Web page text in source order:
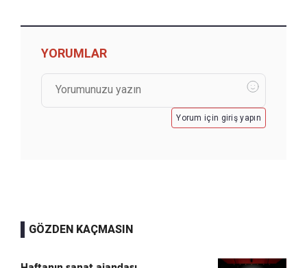
YORUMLAR
Yorum için giriş yapın
GÖZDEN KAÇMASIN